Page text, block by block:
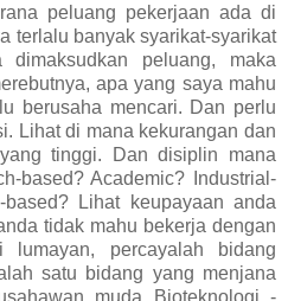
peluang pekerjaan ada di
terlalu banyak syarikat-syarikat
dimaksudkan peluang, maka
apa yang saya mahu
berusaha mencari. Dan perlu
Lihat di mana kekurangan dan
tinggi. Dan disiplin mana
based? Academic? Industrial-
based? Lihat keupayaan anda
tidak mahu bekerja dengan
percayalah bidang
satu bidang yang menjana
muda Bioteknologi -